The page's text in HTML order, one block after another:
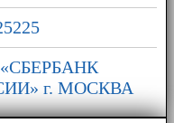
г. МОСКВА